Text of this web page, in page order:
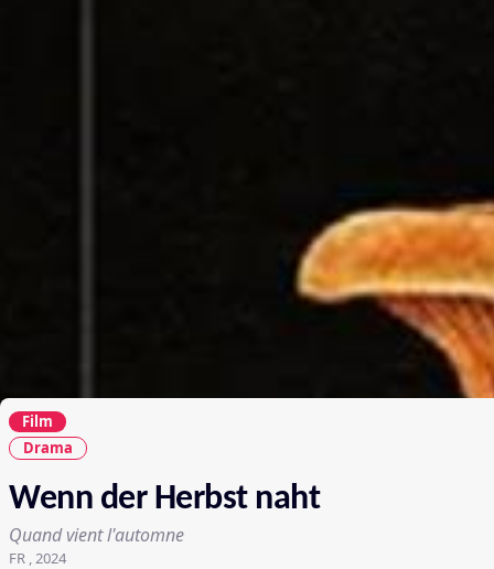
Film
Drama
Wenn der Herbst naht
Quand vient l'automne
FR , 2024